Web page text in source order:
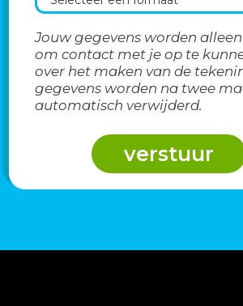
Jouw gegevens worden
om contact met je op te
over het maken van de
gegevens worden na twee
automatisch verwijderd.